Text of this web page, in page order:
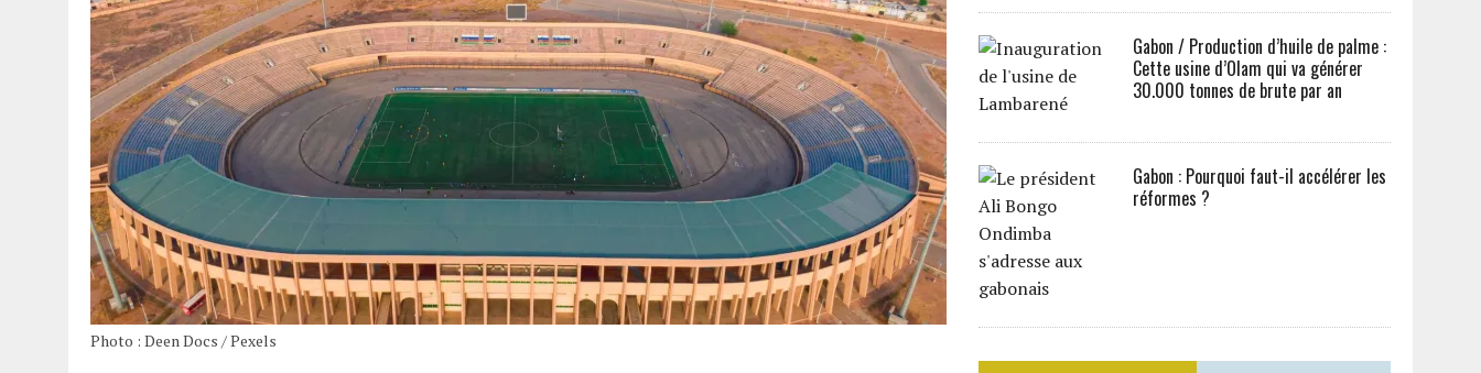
Photo : Deen Docs / Pexels
Gabon / Production d’huile de palme :
Cette usine d’Olam qui va générer
30.000 tonnes de brute par an
Gabon : Pourquoi faut-il accélérer les
réformes ?